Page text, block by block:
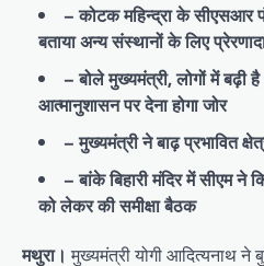
– कोटक महिन्द्रा के सीएसआर
बताया अन्य संस्थानों के लिए
– बोले मुख्यमंत्री, लोगों में बढ़ी
आत्मानुशासन पर देना होगा जोर
– मुख्यमंत्री ने बाढ़ प्रभावित
– बांके बिहारी मंदिर में सीएम
को लेकर की समीक्षा बैठक
मथुरा। मुख्यमंत्री योगी आदित्यनाथ ने